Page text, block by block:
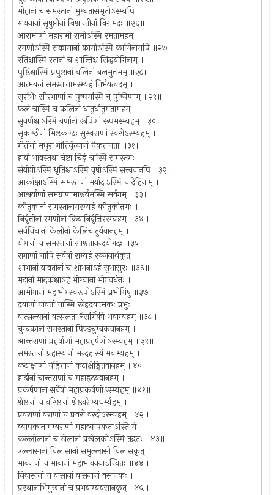
मोहानां च समस्तानां मुग्धतासंभृतोऽस्म्यपि ।
शयनानां सुषुप्तीनां विश्रान्तीनां विरामदः ॥२६॥
आरामाणां महारामो रामोऽस्मि रमतामहम् ।
रमणोऽस्मि सकामानां कामोऽस्मि कामिनामपि ॥२७॥
रतिश्चास्मि रतानां च शान्तिश्च सिद्धयोगिनाम् ।
पुष्टिश्चास्मि प्रपुष्टानां बलिनां बलमुत्तमम् ॥२८॥
आत्मबलं समस्तानामस्म्यहं निर्भयत्वदम् ।
सुरभिः सौरभाणां च पुष्पमस्मि च् पुष्पिणाम् ॥२९॥
फलं चास्मि च फलिनां धातुर्धातुमतामहम् ।
सुवर्णश्चाऽस्मि वर्णानां रूपिणां रूपमस्म्यहम् ॥३०॥
सुकण्ठीनां मिष्टकण्ठः सुस्वराणां स्वरोऽस्म्यहम् ।
गीतीनां मधुरा गीतिर्नृत्यानां चैकतानता ॥३१॥
हावो भावस्तथा चेष्टा चिह्नं चास्मि समस्तगः ।
संयोगोऽस्मि धृतिश्चाऽस्मि वृषोऽस्मि सत्त्ववानपि ॥३२॥
आकांक्षाऽस्मि समस्तानां मर्यादाऽस्मि च देहिनाम् ।
आश्चर्याणां समग्राणामाश्चर्यमस्मि सर्वगम् ॥३३॥
कौतुकानां समस्तानामस्म्यहं कौतुकोत्तमः ।
निर्वृत्तीनां रमणीनां क्रियानिर्वृत्तिरस्म्यहम् ॥३४॥
सर्वविधानां केलीनां केलिचातुर्यवानहम् ।
योगानां च समस्तानां शाश्वतानन्दयोगदः ॥३५॥
रागाणां चापि सर्वेषां राग्यहं रञ्जनार्थकृत् ।
शोभानां यावतीनां च शोभनोऽहं सुभासुरः ॥३६॥
मदानां मादकश्चाऽहं भोग्यानां भोगवर्धनः ।
आभोगानां महाभोगस्वरूपोऽस्मि प्रभोगिषु ॥३७॥
द्रवाणां यावतां चास्मि स्नेहद्रवात्मकः प्रभुः ।
वात्सल्यानां वत्सलता नैसर्गिकी भवाम्यहम् ॥३८॥
चुम्बकानां समस्तानां पिण्डचुम्बकवानहम् ।
आन्तराणां प्रहर्षाणां महाप्रहर्षणोऽस्म्यहम् ॥३९॥
समस्तानां प्रहास्यानां मन्दहास्यं भवाम्यहम् ।
कटाक्षाणां चेङ्गितानां कटाक्षेङ्गितवानहम् ॥४०॥
हार्दानां चान्तराणां च महाहृदयवानहम् ।
प्रकर्षणानां सर्वेषां महाप्रकर्षणोऽस्म्यहम् ॥४१॥
श्रेष्ठानां च वरिष्ठानां श्रेष्ठवरेण्यधर्म्यहम् ।
प्रवराणां वराणां च प्रवरो वरदोऽस्म्यहम् ॥४२॥
व्यापकानामम्बराणां महाव्यापकताऽस्ति मे ।
कल्लोलानां च खेलानां प्रखेलकोऽस्मि तद्गतः ॥४३॥
उल्लासानां विलासानां समुल्लासो विलासकृत् ।
भावनानां च भावानां महाभावनयाऽन्वितः ॥४४॥
निवासानां च वासानां वासनानां वसानकः ।
प्रस्थानाभिमुखानां च प्रभवाम्यवसानकृत् ॥४५॥